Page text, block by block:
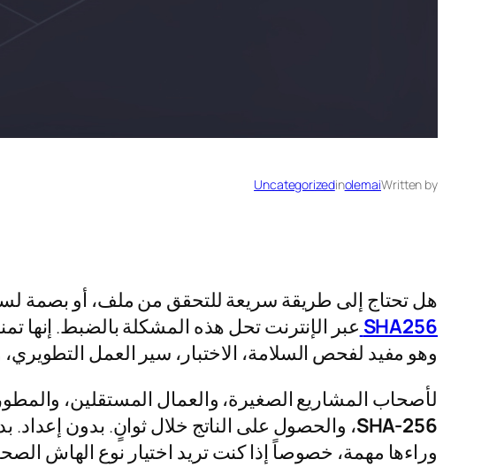
Written by
olemai
in
Uncategorized
هل تحتاج إلى طريقة سريعة للتحقق من ملف، أو بصمة
SHA256 عبر الإنترنت تحل هذه المشكلة بالضبط. إنها
وهو مفيد لفحص السلامة، الاختبار، سير العمل
لأصحاب المشاريع الصغيرة، والعمال المستقلين،
SHA-256، والحصول على الناتج خلال ثوانٍ. بدون
وراءها مهمة، خصوصاً إذا كنت تريد اختيار نوع الهاش